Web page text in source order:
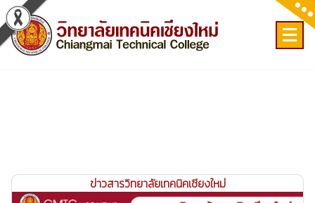
Skip
to
content
ข่าวสารวิทยาลัยเทคนิคเชียงใหม่